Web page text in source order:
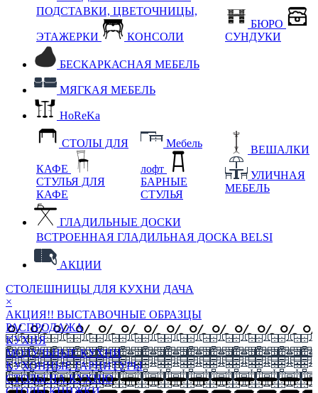
ПОДСТАВКИ, ЦВЕТОЧНИЦЫ,
ЭТАЖЕРКИ КОНСОЛИ
БЮРО
СУНДУКИ
БЕСКАРКАСНАЯ МЕБЕЛЬ
МЯГКАЯ МЕБЕЛЬ
HoReKa
СТОЛЫ ДЛЯ
КАФЕ
СТУЛЬЯ ДЛЯ
КАФЕ
Мебель
лофт
БАРНЫЕ
СТУЛЬЯ
ВЕШАЛКИ
УЛИЧНАЯ
МЕБЕЛЬ
ГЛАДИЛЬНЫЕ ДОСКИ
ВСТРОЕННАЯ ГЛАДИЛЬНАЯ ДОСКА BELSI
АКЦИИ
СТОЛЕШНИЦЫ ДЛЯ КУХНИ ДАЧА
×
АКЦИЯ!! ВЫСТАВОЧНЫЕ ОБРАЗЦЫ
РАСПРОДАЖА
КУХНЯ
МОДУЛЬНЫЕ КУХНИ
КУХОННЫЕ ГАРНИТУРЫ
СТОЛЫ НА КУХНЮ